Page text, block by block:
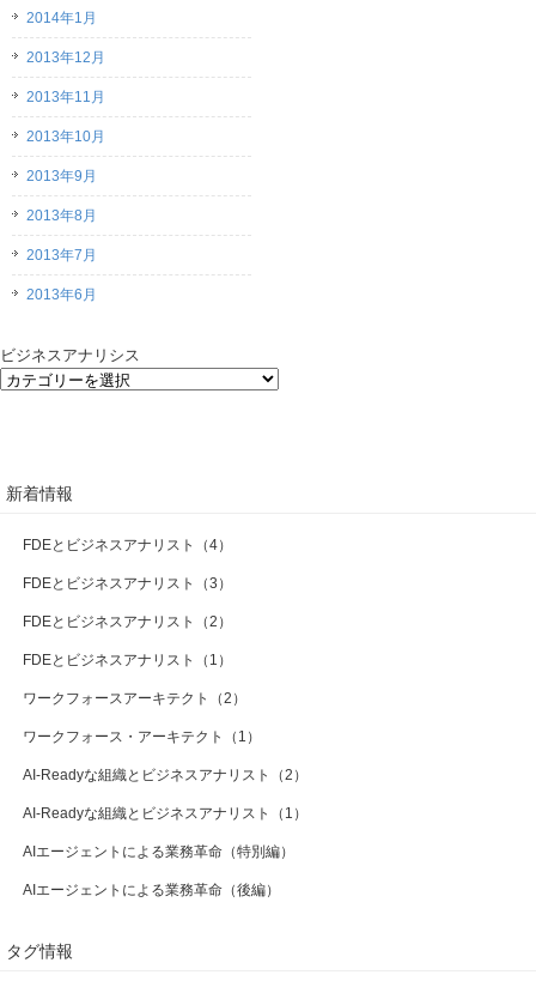
2014年1月
2013年12月
2013年11月
2013年10月
2013年9月
2013年8月
2013年7月
2013年6月
ビジネスアナリシス
新着情報
FDEとビジネスアナリスト（4）
FDEとビジネスアナリスト（3）
FDEとビジネスアナリスト（2）
FDEとビジネスアナリスト（1）
ワークフォースアーキテクト（2）
ワークフォース・アーキテクト（1）
AI-Readyな組織とビジネスアナリスト（2）
AI-Readyな組織とビジネスアナリスト（1）
AIエージェントによる業務革命（特別編）
AIエージェントによる業務革命（後編）
タグ情報